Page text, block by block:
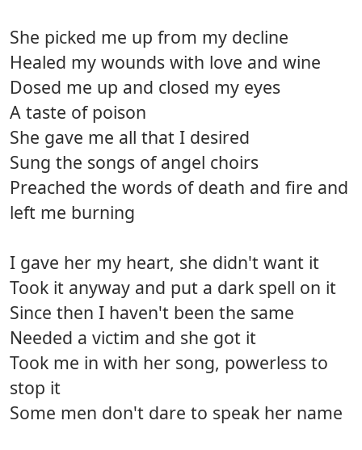
She picked me up from my decline
Healed my wounds with love and wine
Dosed me up and closed my eyes
A taste of poison
She gave me all that I desired
Sung the songs of angel choirs
Preached the words of death and fire and
left me burning
I gave her my heart, she didn't want it
Took it anyway and put a dark spell on it
Since then I haven't been the same
Needed a victim and she got it
Took me in with her song, powerless to
stop it
Some men don't dare to speak her name